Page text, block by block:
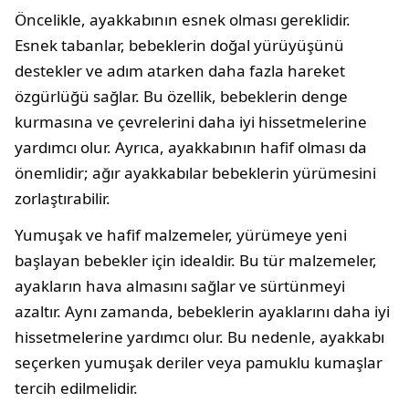
Öncelikle, ayakkabının esnek olması gereklidir.
Esnek tabanlar, bebeklerin doğal yürüyüşünü
destekler ve adım atarken daha fazla hareket
özgürlüğü sağlar. Bu özellik, bebeklerin denge
kurmasına ve çevrelerini daha iyi hissetmelerine
yardımcı olur. Ayrıca, ayakkabının hafif olması da
önemlidir; ağır ayakkabılar bebeklerin yürümesini
zorlaştırabilir.
Yumuşak ve hafif malzemeler, yürümeye yeni
başlayan bebekler için idealdir. Bu tür malzemeler,
ayakların hava almasını sağlar ve sürtünmeyi
azaltır. Aynı zamanda, bebeklerin ayaklarını daha iyi
hissetmelerine yardımcı olur. Bu nedenle, ayakkabı
seçerken yumuşak deriler veya pamuklu kumaşlar
tercih edilmelidir.